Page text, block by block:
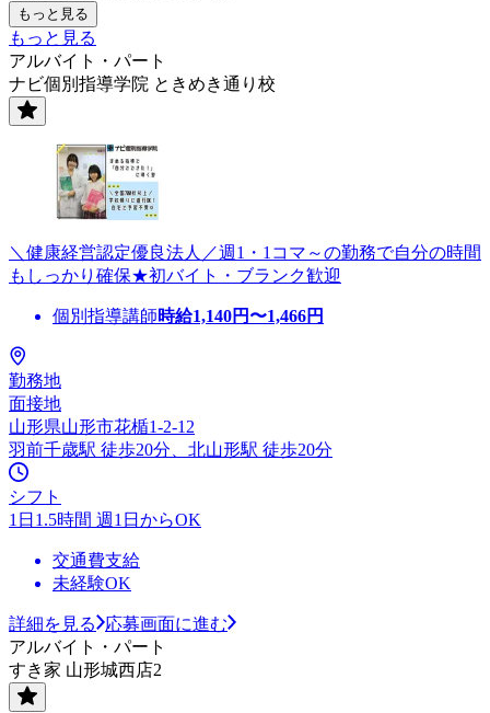
もっと見る
もっと見る
アルバイト・パート
ナビ個別指導学院 ときめき通り校
＼健康経営認定優良法人／週1・1コマ～の勤務で自分の時間
もしっかり確保★初バイト・ブランク歓迎
個別指導講師時給1,140円〜1,466円
勤務地
面接地
山形県山形市花楯1-2-12
羽前千歳駅 徒歩20分、北山形駅 徒歩20分
シフト
1日1.5時間 週1日からOK
交通費支給
未経験OK
詳細を見る
応募画面に進む
アルバイト・パート
すき家 山形城西店2